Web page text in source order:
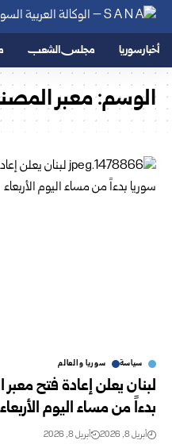
أخبار سوريا مجلس الشعب
الوسم:معبر
سياسة سوريا والعالم
لبنان يعلن إعادة فتح
بدءاً من مساء اليوم الأربعاء
أبريل 8, 2026 أبريل 8, 2026